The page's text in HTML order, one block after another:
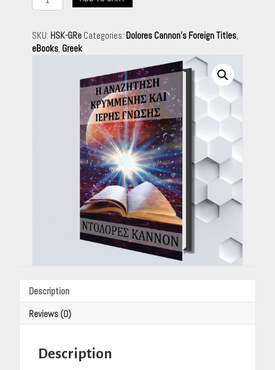
ΑΝΑΖΗΤΗΣΗ
ΚΑΙ
ΙΕΡΗΣ
ΝΤΟΛΟΡΕΣ
Georgopoulos)
SKU: HSK-GRe Categories: Dolores Cannon's Foreign Titles,
eBooks, Greek
Description
Reviews (0)
Description